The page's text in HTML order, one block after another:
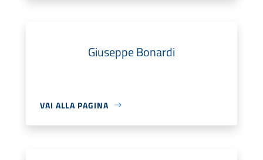
Giuseppe Bonardi
VAI ALLA PAGINA